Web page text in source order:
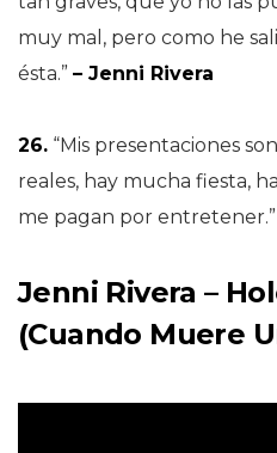
muy mal, pero como he
ésta.” – Jenni Rivera
26. “Mis presentaciones
reales, hay mucha fiesta,
me pagan por entretener.”
Jenni Rivera –
(Cuando Muere